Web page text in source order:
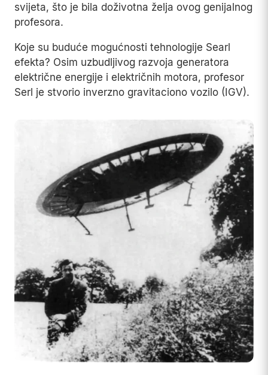
svijeta, što je bila doživotna želja ovog genijalnog
profesora.
Koje su buduće mogućnosti tehnologije Searl
efekta? Osim uzbudljivog razvoja generatora
električne energije i električnih motora, profesor
Serl je stvorio inverzno gravitaciono vozilo (IGV).